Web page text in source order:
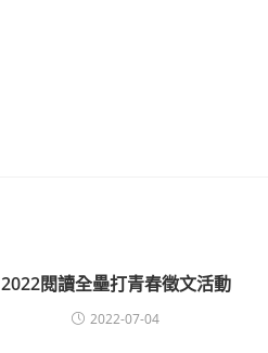
2022閱讀全壘打青春徵文活動
2022-07-04